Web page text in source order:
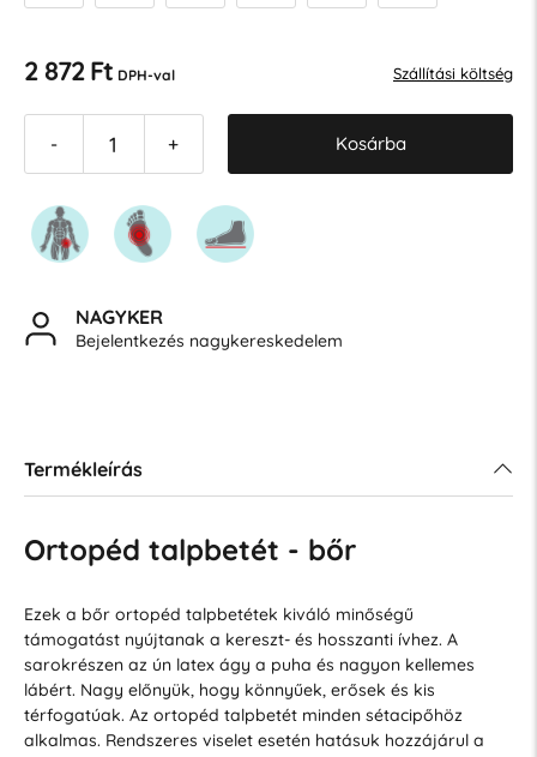
2 872 Ft DPH-val Szállítási költség
- + Kosárba
NAGYKER
Bejelentkezés nagykereskedelem
Termékleírás
Ortopéd talpbetét - bőr
Ezek a bőr ortopéd talpbetétek kiváló minőségű
támogatást nyújtanak a kereszt- és hosszanti ívhez. A
sarokrészen az ún latex ágy a puha és nagyon kellemes
lábért. Nagy előnyük, hogy könnyűek, erősek és kis
térfogatúak. Az ortopéd talpbetét minden sétacipőhöz
alkalmas. Rendszeres viselet esetén hatásuk hozzájárul a